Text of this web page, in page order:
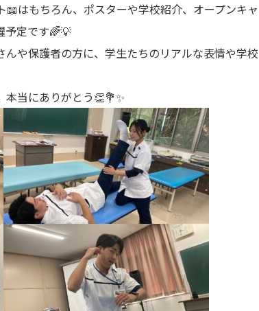
はもちろん、ポスターや学校紹介、オープンキャ
予定です🌈💡
や保護者の方に、学生たちのリアルな表情や学校
当にありがとう👏💐✨